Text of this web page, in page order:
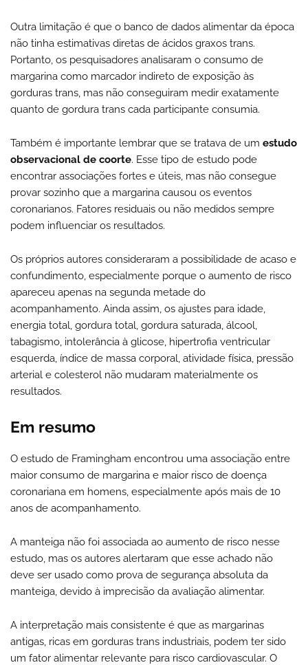
Outra limitação é que o banco de dados alimentar da época
não tinha estimativas diretas de ácidos graxos trans.
Portanto, os pesquisadores analisaram o consumo de
margarina como marcador indireto de exposição às
gorduras trans, mas não conseguiram medir exatamente
quanto de gordura trans cada participante consumia.
Também é importante lembrar que se tratava de um estudo
observacional de coorte. Esse tipo de estudo pode
encontrar associações fortes e úteis, mas não consegue
provar sozinho que a margarina causou os eventos
coronarianos. Fatores residuais ou não medidos sempre
podem influenciar os resultados.
Os próprios autores consideraram a possibilidade de acaso e
confundimento, especialmente porque o aumento de risco
apareceu apenas na segunda metade do
acompanhamento. Ainda assim, os ajustes para idade,
energia total, gordura total, gordura saturada, álcool,
tabagismo, intolerância à glicose, hipertrofia ventricular
esquerda, índice de massa corporal, atividade física, pressão
arterial e colesterol não mudaram materialmente os
resultados.
Em resumo
O estudo de Framingham encontrou uma associação entre
maior consumo de margarina e maior risco de doença
coronariana em homens, especialmente após mais de 10
anos de acompanhamento.
A manteiga não foi associada ao aumento de risco nesse
estudo, mas os autores alertaram que esse achado não
deve ser usado como prova de segurança absoluta da
manteiga, devido à imprecisão da avaliação alimentar.
A interpretação mais consistente é que as margarinas
antigas, ricas em gorduras trans industriais, podem ter sido
um fator alimentar relevante para risco cardiovascular. O